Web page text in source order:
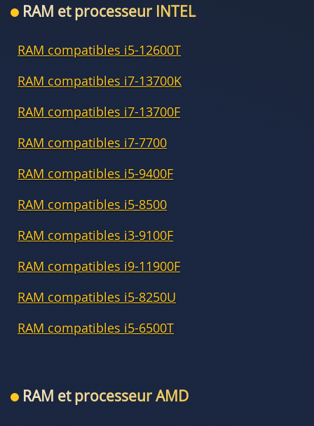
RAM et processeur INTEL
RAM compatibles i5-12600T
RAM compatibles i7-13700K
RAM compatibles i7-13700F
RAM compatibles i7-7700
RAM compatibles i5-9400F
RAM compatibles i5-8500
RAM compatibles i3-9100F
RAM compatibles i9-11900F
RAM compatibles i5-8250U
RAM compatibles i5-6500T
RAM et processeur AMD